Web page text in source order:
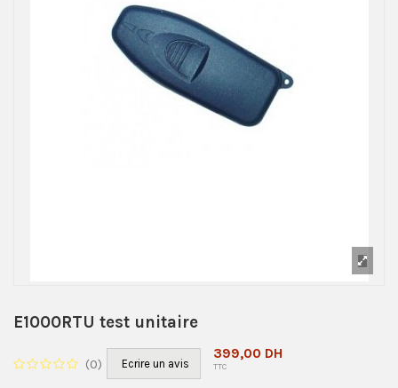
E1000RTU test unitaire
(0) Ecrire un avis
399,00 DH
TTC